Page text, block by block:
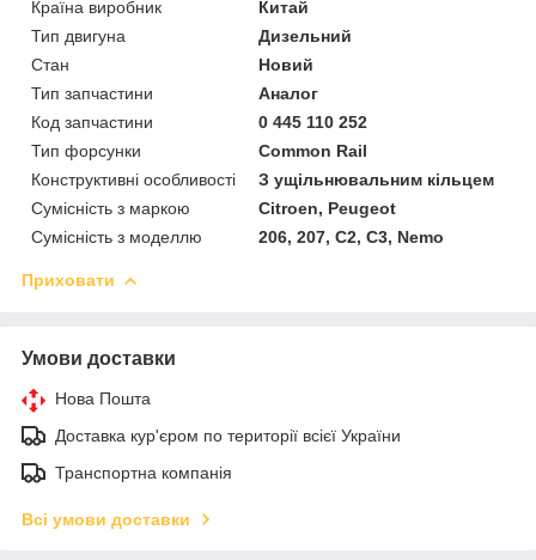
Країна виробник
Китай
Тип двигуна
Дизельний
Стан
Новий
Тип запчастини
Аналог
Код запчастини
0 445 110 252
Тип форсунки
Common Rail
Конструктивні особливості
З ущільнювальним кільцем
Сумісність з маркою
Citroen, Peugeot
Сумісність з моделлю
206, 207, C2, C3, Nemo
Приховати
Умови доставки
Нова Пошта
Доставка кур'єром по території всієї України
Транспортна компанія
Всі умови доставки